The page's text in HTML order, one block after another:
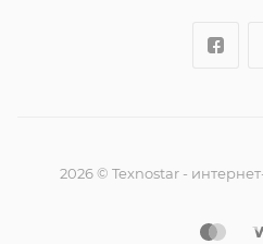
2026© Texnostar -